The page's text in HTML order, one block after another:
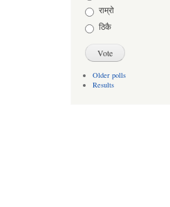
राम्रो
ठिकै
Older polls
Results